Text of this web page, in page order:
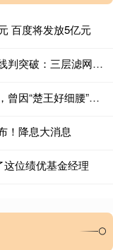
百度将发放5亿元
九五配资 季度线定方向，月线寻支撑，周线判突破：三层滤网捕捉主升浪
盛瑞德优配 比阿房宫还要宏伟的皇家宫殿，曾因“楚王好细腰”而闻名于世
！降息大消息
这位绩优基金经理